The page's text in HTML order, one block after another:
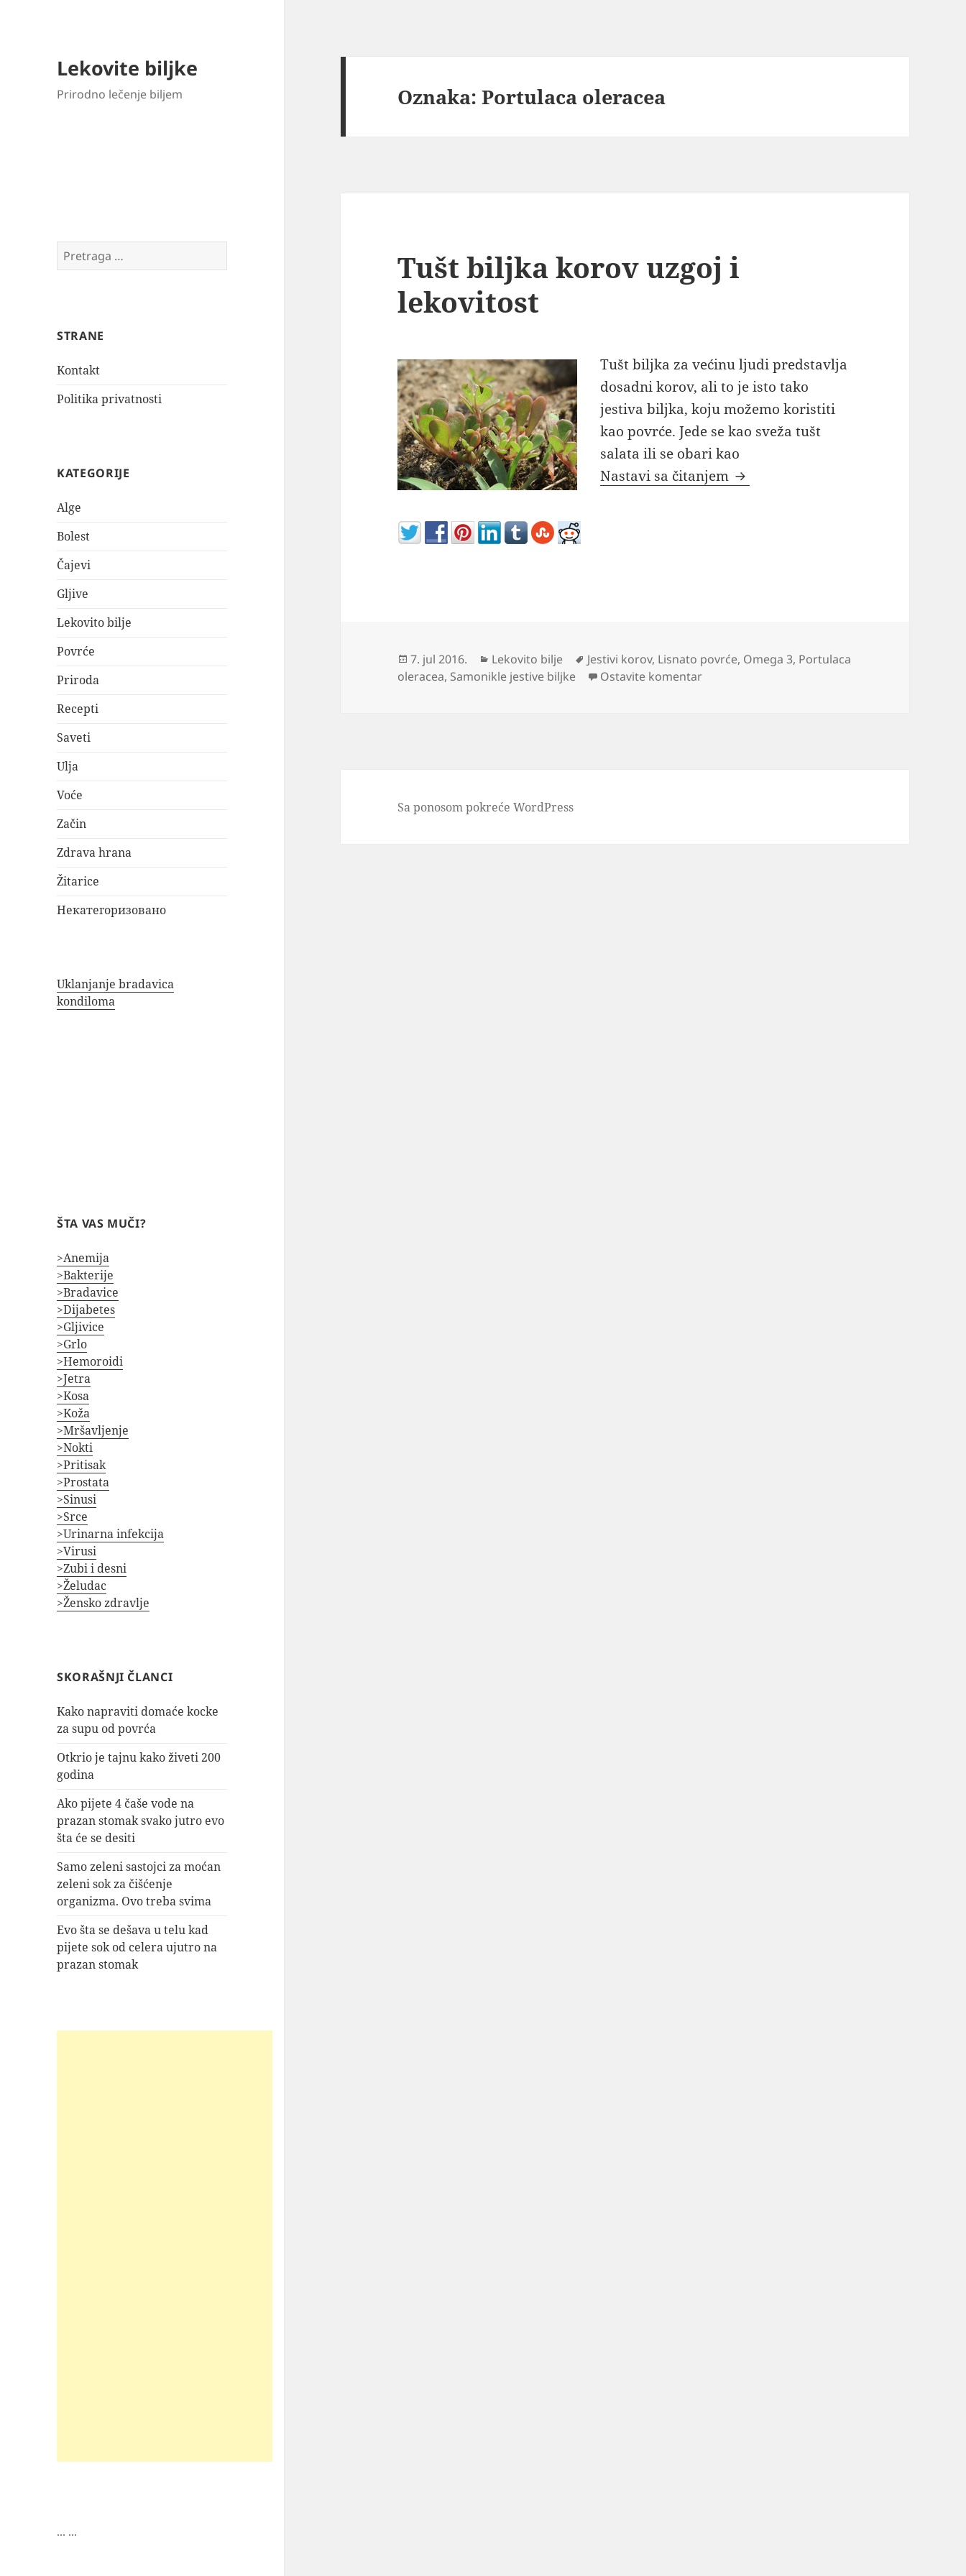
Lekovite biljke
Prirodno lečenje biljem
Pretraga
za:
STRANE
Kontakt
Politika privatnosti
KATEGORIJE
Alge
Bolest
Čajevi
Gljive
Lekovito bilje
Povrće
Priroda
Recepti
Saveti
Ulja
Voće
Začin
Zdrava hrana
Žitarice
Некатегоризовано
Uklanjanje bradavica
kondiloma
ŠTA VAS MUČI?
>Anemija
>Bakterije
>Bradavice
>Dijabetes
>Gljivice
>Grlo
>Hemoroidi
>Jetra
>Kosa
>Koža
>Mršavljenje
>Nokti
>Pritisak
>Prostata
>Sinusi
>Srce
>Urinarna infekcija
>Virusi
>Zubi i desni
>Želudac
>Žensko zdravlje
SKORAŠNJI ČLANCI
Kako napraviti domaće kocke
za supu od povrća
Otkrio je tajnu kako živeti 200
godina
Ako pijete 4 čaše vode na
prazan stomak svako jutro evo
šta će se desiti
Samo zeleni sastojci za moćan
zeleni sok za čišćenje
organizma. Ovo treba svima
Evo šta se dešava u telu kad
pijete sok od celera ujutro na
prazan stomak
... ...
Oznaka:Portulaca oleracea
Tušt biljka korov uzgoj i
lekovitost
Tušt biljka za većinu ljudi predstavlja
dosadni korov, ali to je isto tako
jestiva biljka, koju možemo koristiti
kao povrće. Jede se kao sveža tušt
salata ili se obari kao
Nastavi sa čitanjem Tušt biljka korov uzgoj i lekovitost
Objavljeno
7. jul 2016. Kategorije
Lekovito bilje Oznake
Jestivi korov, Lisnato povrće, Omega 3, Portulaca
oleracea, Samonikle jestive biljke Ostavite komentarna Tušt biljka korov uzgoj i lekovitost
Sa ponosom pokreće WordPress